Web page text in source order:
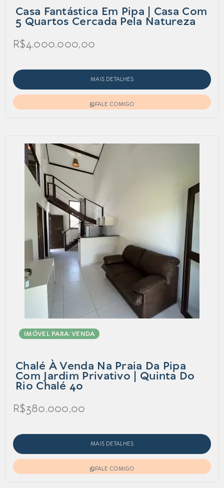
Casa Fantástica Em Pipa | Casa Com
5 Quartos Cercada Pela Natureza
R$4.000.000,00
MAIS DETALHES
FALE COMIGO
IMÓVEL PARA: VENDA
Chalé À Venda Na Praia Da Pipa
Com Jardim Privativo | Quinta Do
Rio Chalé 40
R$380.000,00
MAIS DETALHES
FALE COMIGO